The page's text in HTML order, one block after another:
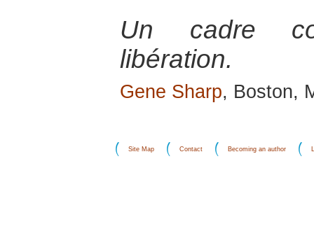
Un cadre
libération.
Gene Sharp, Boston,
Site Map Contact Becoming an author